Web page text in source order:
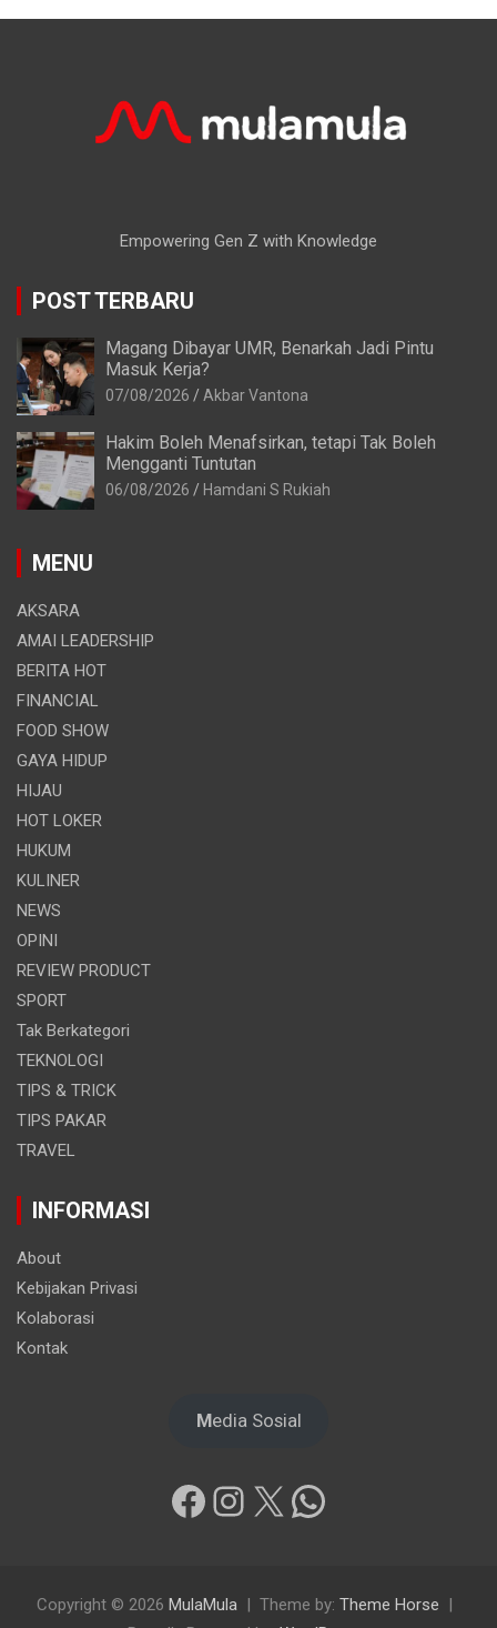
Empowering Gen Z with Knowledge
POST TERBARU
Magang Dibayar UMR, Benarkah Jadi Pintu
Masuk Kerja?
07/08/2026 Akbar Vantona
Hakim Boleh Menafsirkan, tetapi Tak Boleh
Mengganti Tuntutan
06/08/2026 Hamdani S Rukiah
MENU
AKSARA
AMAI LEADERSHIP
BERITA HOT
FINANCIAL
FOOD SHOW
GAYA HIDUP
HIJAU
HOT LOKER
HUKUM
KULINER
NEWS
OPINI
REVIEW PRODUCT
SPORT
Tak Berkategori
TEKNOLOGI
TIPS & TRICK
TIPS PAKAR
TRAVEL
INFORMASI
About
Kebijakan Privasi
Kolaborasi
Kontak
Media Sosial
Facebook
Instagram
X WhatsApp
Copyright © 2026 MulaMula Theme by: Theme Horse